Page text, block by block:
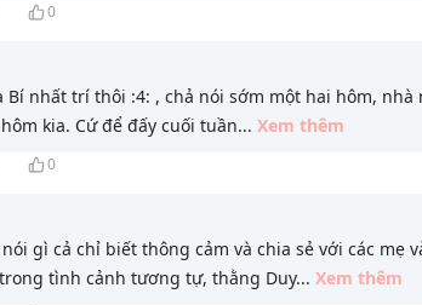
0
Bí nhất trí thôi :4: , chả nói sớm một hai hôm, nhà
kia. Cứ để đấy cuối tuần... Xem thêm
0
gì cả chỉ biết thông cảm và chia sẻ với các mẹ
tình cảnh tương tự, thằng Duy... Xem thêm